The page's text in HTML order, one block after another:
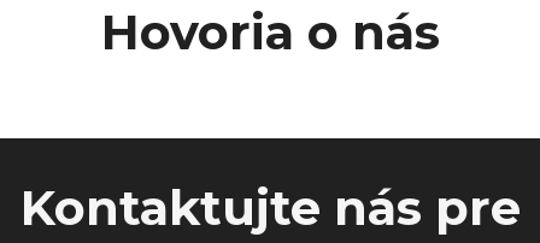
Hovoria o nás
Kontaktujte nás pre